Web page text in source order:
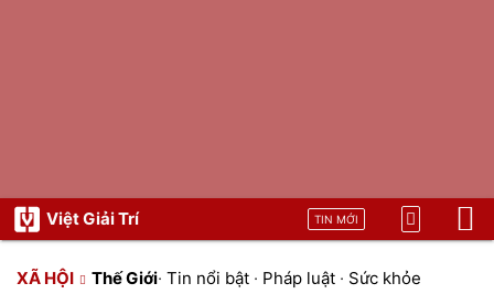
Việt Giải Trí TIN MỚI
XÃ HỘI Thế Giới· Tin nổi bật · Pháp luật · Sức khỏe